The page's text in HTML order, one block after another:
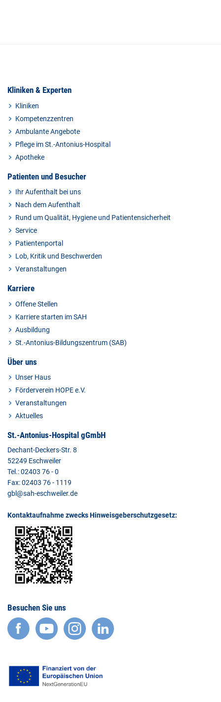
Kliniken & Experten
Kliniken
Kompetenzzentren
Ambulante Angebote
Pflege im St.-Antonius-Hospital
Apotheke
Patienten und Besucher
Ihr Aufenthalt bei uns
Nach dem Aufenthalt
Rund um Qualität, Hygiene und Patientensicherheit
Service
Patientenportal
Lob, Kritik und Beschwerden
Veranstaltungen
Karriere
Offene Stellen
Karriere starten im SAH
Ausbildung
St.-Antonius-Bildungszentrum (SAB)
Über uns
Unser Haus
Förderverein HOPE e.V.
Veranstaltungen
Aktuelles
St.-Antonius-Hospital gGmbH
Dechant-Deckers-Str. 8
52249 Eschweiler
Tel.: 02403 76 - 0
Fax: 02403 76 - 1119
gbl@sah-eschweiler.de
Kontaktaufnahme zwecks Hinweisgeberschutzgesetz:
Besuchen Sie uns
facebook
YouTube
Instagram